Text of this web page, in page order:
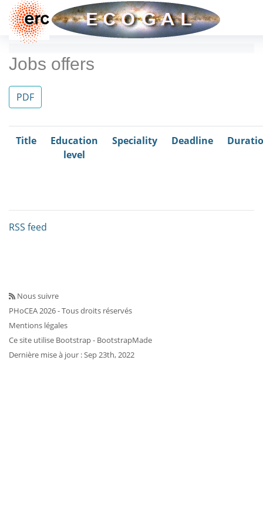
Jobs offers
PDF
Title
Education
level
Speciality Deadline
RSS feed
Nous suivre
PHoCEA 2026 - Tous droits réservés
Mentions légales
Ce site utilise Bootstrap- BootstrapMade
Dernière mise à jour : Sep 23th, 2022